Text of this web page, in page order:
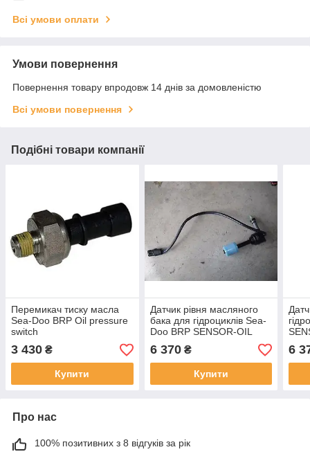
Всі умови оплати
Умови повернення
Повернення товару впродовж 14 днів за домовленістю
Всі умови повернення
Подібні товари компанії
Перемикач тиску масла
Sea-Doo BRP Oil pressure
switch
3 430 ₴
Купити
Датчик рівня масляного
бака для гідроциклів Sea-
Doo BRP SENSOR-OIL
6 370₴
Купити
6
Про нас
100% позитивних з 8 відгуків за рік